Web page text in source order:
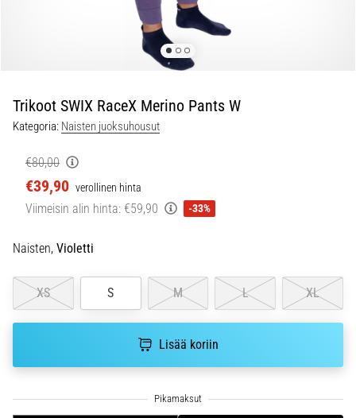
Käytännössä
sukkulajuoksu
nopeutta,
ketteryyttä
suunnanmuutoksia.
se
oikein,
missä
6. 8. 2026
7 min. luetaan
Trikoot SWIX RaceX Merino Pants W
Kategoria: Naisten juoksuhousut
€80,00
€39,90 verollinen hinta
Viimeisin alin hinta: €59,90 -33%
Naisten, Violetti
XS S M L XL
Lisää koriin